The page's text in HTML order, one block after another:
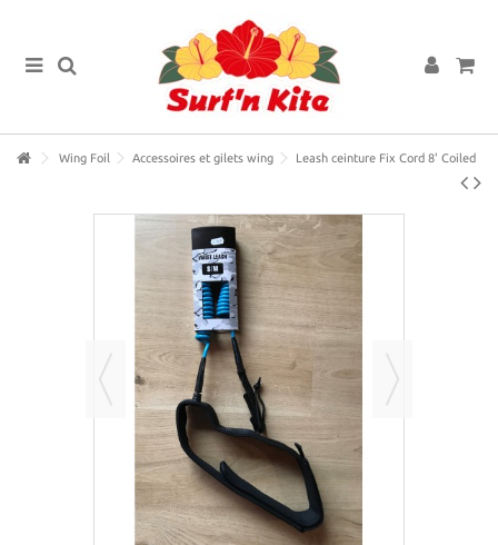
Wing Foil Accessoires et gilets wing Leash ceinture Fix Cord 8' Coiled